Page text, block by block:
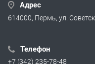
Адрес
614000, Пермь, ул.
Телефон
+7 (342) 235-78-48